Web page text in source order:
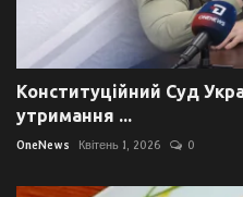
Конституційний Суд
утримання ...
OneNews Квітень 1, 2026 0